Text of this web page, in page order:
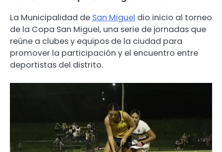
La Municipalidad de San Miguel dio inicio al torneo
de la Copa San Miguel, una serie de jornadas que
reúne a clubes y equipos de la ciudad para
promover la participación y el encuentro entre
deportistas del distrito.